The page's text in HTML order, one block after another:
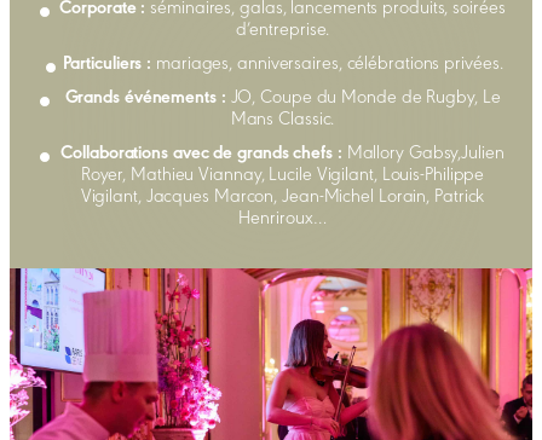
Corporate : séminaires, galas, lancements produits, soirées
d’entreprise.
Particuliers : mariages, anniversaires, célébrations privées.
Grands événements : JO, Coupe du Monde de Rugby, Le
Mans Classic.
Collaborations avec de grands chefs : Mallory Gabsy,Julien
Royer, Mathieu Viannay, Lucile Vigilant, Louis-Philippe
Vigilant, Jacques Marcon, Jean-Michel Lorain, Patrick
Henriroux…